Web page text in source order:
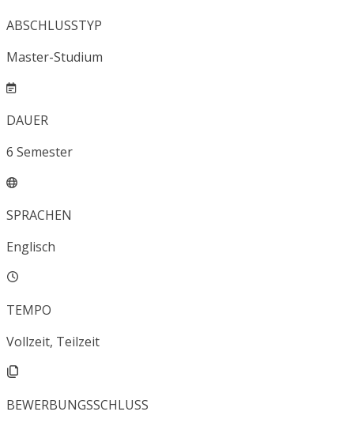
ABSCHLUSSTYP
Master-Studium
DAUER
6 Semester
SPRACHEN
Englisch
TEMPO
Vollzeit, Teilzeit
BEWERBUNGSSCHLUSS